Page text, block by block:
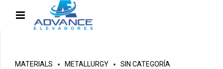
MATERIALS METALLURGY SIN CATEGORÍA